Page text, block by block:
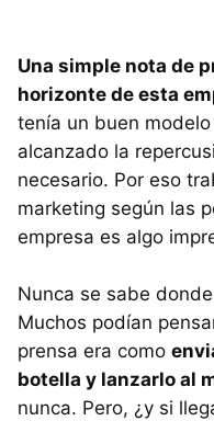
Una simple nota de
horizonte de esta
tenía un buen
alcanzado la
necesario. Por eso
marketing según las
empresa es algo
Nunca se sabe
Muchos podían
prensa era como
botella y lanzarlo al
nunca. Pero, ¿y si